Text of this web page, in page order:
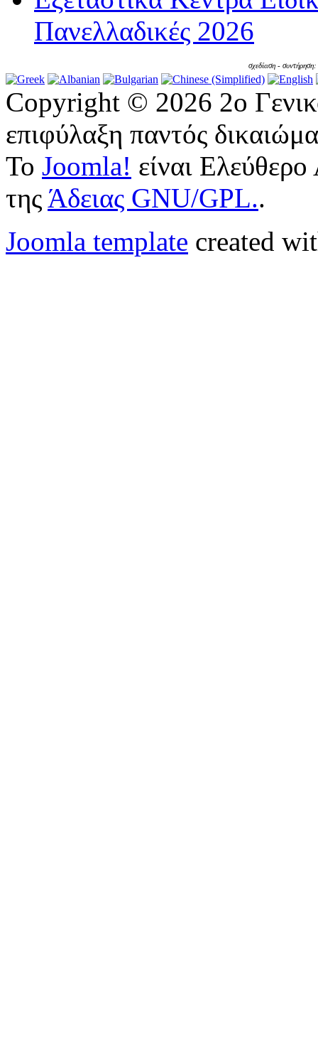
Πανελλαδικές 2026
σχεδίαση -
Copyright © 2026 2ο
επιφύλαξη παντός
Το Joomla! είναι Ελεύθερο
της Άδειας GNU/GPL..
Joomla template created